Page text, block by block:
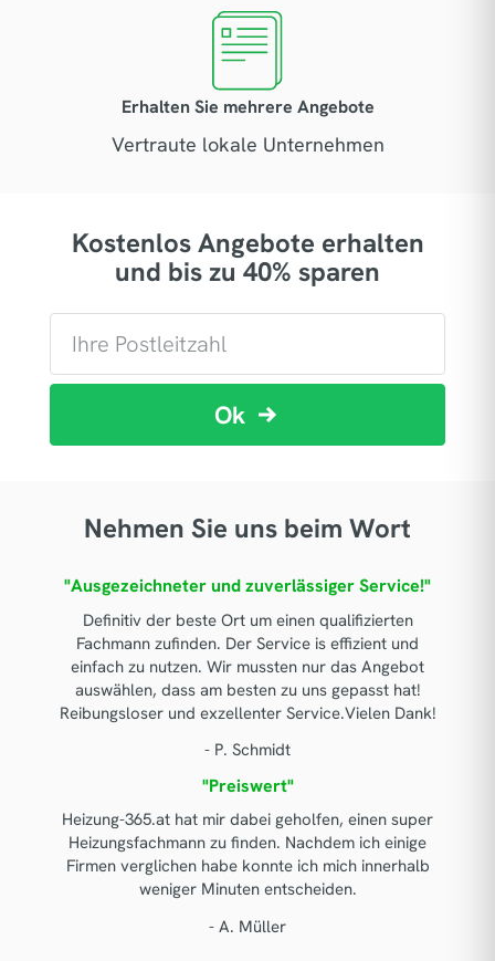
Erhalten Sie mehrere Angebote
Vertraute lokale Unternehmen
Kostenlos Angebote erhalten
und bis zu 40% sparen
Ok
Nehmen Sie uns beim Wort
"Ausgezeichneter und zuverlässiger Service!"
Definitiv der beste Ort um einen qualifizierten
Fachmann zufinden. Der Service is effizient und
einfach zu nutzen. Wir mussten nur das Angebot
auswählen, dass am besten zu uns gepasst hat!
Reibungsloser und exzellenter Service.Vielen Dank!
- P. Schmidt
"Preiswert"
Heizung-365.at hat mir dabei geholfen, einen super
Heizungsfachmann zu finden. Nachdem ich einige
Firmen verglichen habe konnte ich mich innerhalb
weniger Minuten entscheiden.
- A. Müller